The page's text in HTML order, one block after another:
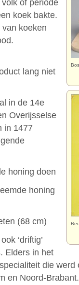
of periode
koek bakte.
koeken
lang niet
in de 14e
Overijsselse
in 1477
honing doen
honing
(68 cm)
‘driftig’
Elders in het
die werd
en Noord-